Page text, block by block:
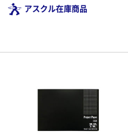
アスクル在庫商品